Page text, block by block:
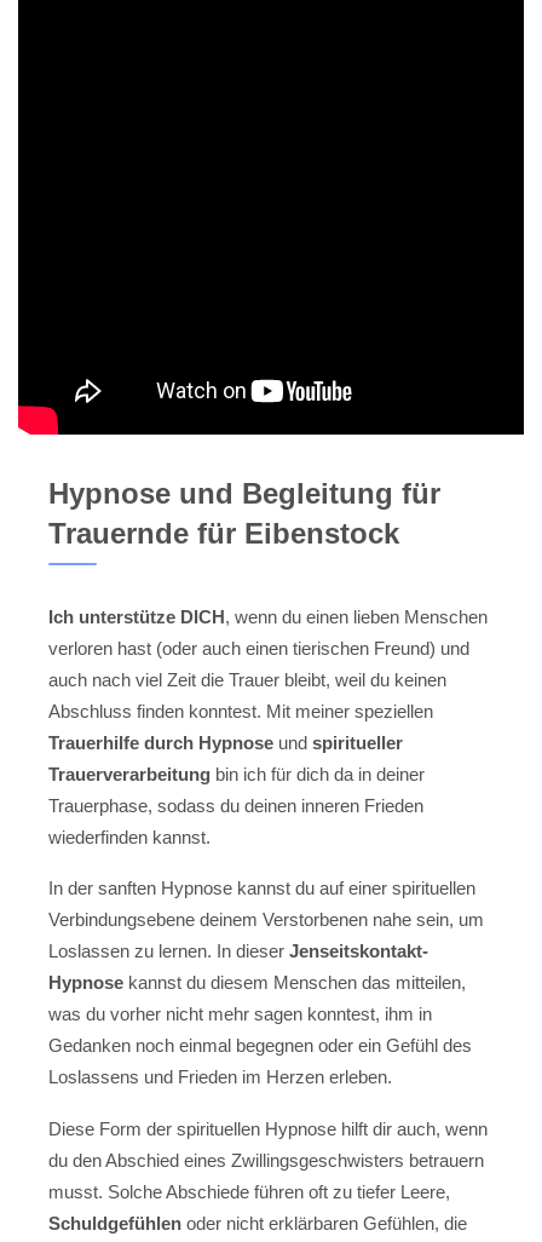
Hypnose und Begleitung für
Trauernde für Eibenstock
Ich unterstütze DICH, wenn du einen lieben Menschen
verloren hast (oder auch einen tierischen Freund) und
auch nach viel Zeit die Trauer bleibt, weil du keinen
Abschluss finden konntest. Mit meiner speziellen
Trauerhilfe durch Hypnose und spiritueller
Trauerverarbeitung bin ich für dich da in deiner
Trauerphase, sodass du deinen inneren Frieden
wiederfinden kannst.
In der sanften Hypnose kannst du auf einer spirituellen
Verbindungsebene deinem Verstorbenen nahe sein, um
Loslassen zu lernen. In dieser Jenseitskontakt-
Hypnose kannst du diesem Menschen das mitteilen,
was du vorher nicht mehr sagen konntest, ihm in
Gedanken noch einmal begegnen oder ein Gefühl des
Loslassens und Frieden im Herzen erleben.
Diese Form der spirituellen Hypnose hilft dir auch, wenn
du den Abschied eines Zwillingsgeschwisters betrauern
musst. Solche Abschiede führen oft zu tiefer Leere,
Schuldgefühlen oder nicht erklärbaren Gefühlen, die